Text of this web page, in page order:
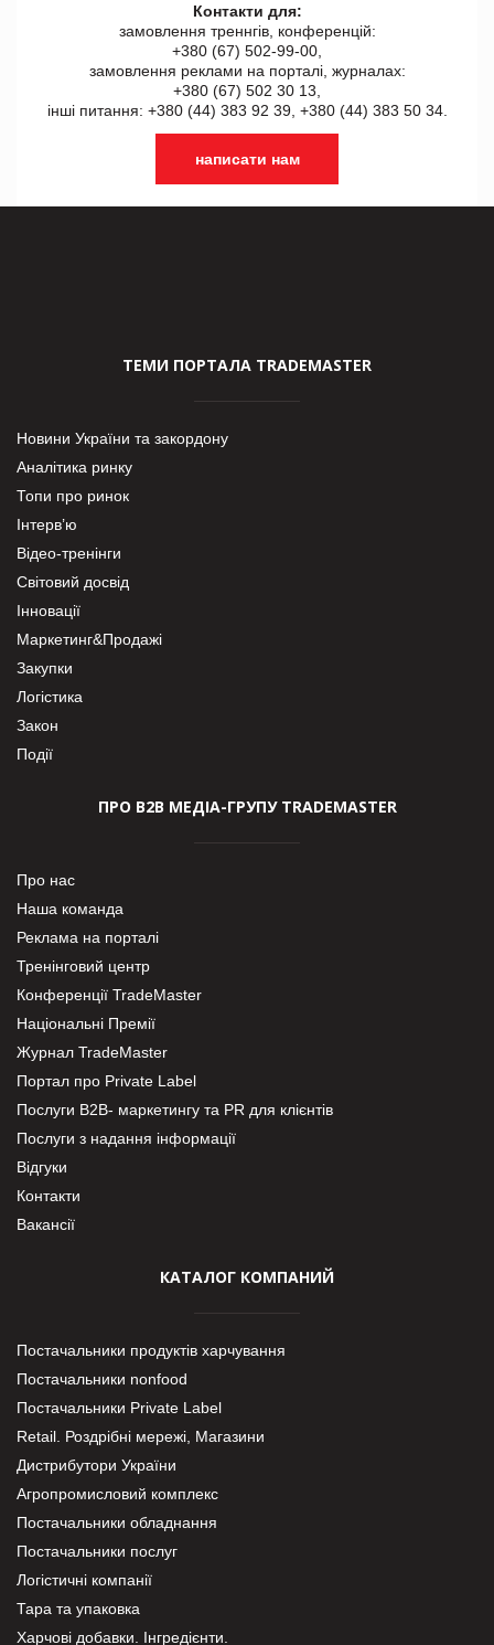
Контакти для:
замовлення треннгів, конференцій:
+380 (67) 502-99-00,
замовлення реклами на порталі, журналах:
+380 (67) 502 30 13,
інші питання: +380 (44) 383 92 39, +380 (44) 383 50 34.
написати нам
ТЕМИ ПОРТАЛА TRADEMASTER
Новини України та закордону
Аналітика ринку
Топи про ринок
Інтерв’ю
Відео-тренінги
Світовий досвід
Інновації
Маркетинг&Продажі
Закупки
Логістика
Закон
Події
ПРО В2В МЕДІА-ГРУПУ TRADEMASTER
Про нас
Наша команда
Реклама на порталі
Тренінговий центр
Конференції TradeMaster
Національні Премії
Журнал TradeMaster
Портал про Private Label
Послуги В2В- маркетингу та PR для клієнтів
Послуги з надання інформації
Відгуки
Контакти
Вакансії
КАТАЛОГ КОМПАНИЙ
Постачальники продуктів харчування
Постачальники nonfood
Постачальники Private Label
Retail. Роздрібні мережі, Магазини
Дистрибутори України
Агропромисловий комплекс
Постачальники обладнання
Постачальники послуг
Логістичні компанії
Тара та упаковка
Харчові добавки. Інгредієнти.